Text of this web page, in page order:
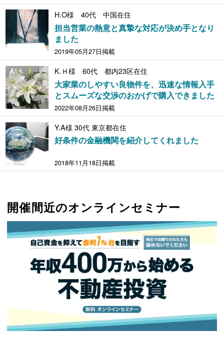
H.O様 40代 中国在住
担当営業の熱意と真摯な対応が決め手となり
ました
2019年05月27日掲載
K.Ｈ様 60代 都内23区在住
大家業のしやすい良物件を、迅速な情報入手
とスムーズな交渉のおかげで購入できました
2022年08月26日掲載
Y.A様 30代 東京都在住
好条件の金融機関を紹介してくれました
2018年11月18日掲載
開催間近のオンラインセミナー